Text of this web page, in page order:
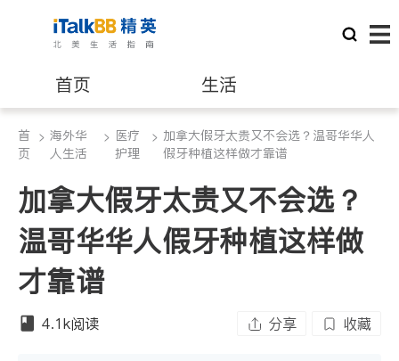
首页 生活
医生 律师
保险理财 房地产租售
银行贷款 会计师
首
页
> 海外华
人生活
> 医疗
护理
> 加拿大假牙太贵又不会选？温哥华华人
假牙种植这样做才靠谱
加拿大假牙太贵又不会选？
温哥华华人假牙种植这样做
才靠谱
4.1k阅读 分享 收藏